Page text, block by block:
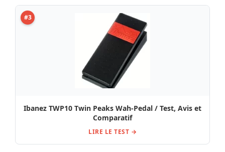
#3
Ibanez TWP10 Twin Peaks Wah-Pedal / Test, Avis et
Comparatif
LIRE LE TEST →